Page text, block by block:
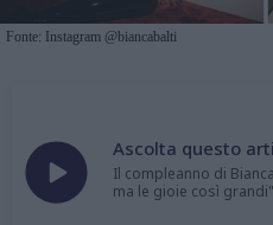
Fonte: Instagram @biancabalti
Ascolta questo
Il compleanno di
ma le gioie così grandi"